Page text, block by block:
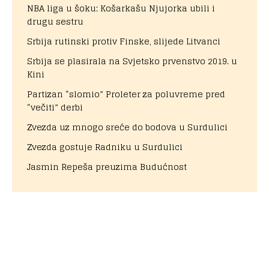
NBA liga u šoku: Košarkašu Njujorka ubili i
drugu sestru
Srbija rutinski protiv Finske, slijede Litvanci
Srbija se plasirala na Svjetsko prvenstvo 2019. u
Kini
Partizan “slomio” Proleter za poluvreme pred
“večiti” derbi
Zvezda uz mnogo sreće do bodova u Surdulici
Zvezda gostuje Radniku u Surdulici
Jasmin Repeša preuzima Budućnost